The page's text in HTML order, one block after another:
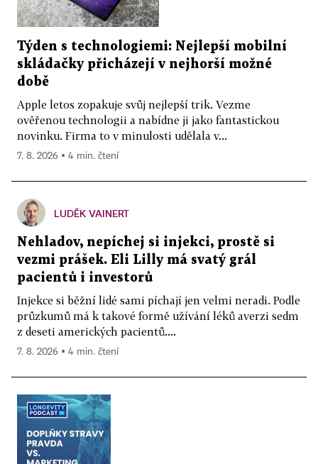
Týden s technologiemi: Nejlepší mobilní
skládačky přicházejí v nejhorší možné
době
Apple letos zopakuje svůj nejlepší trik. Vezme
ověřenou technologii a nabídne ji jako fantastickou
novinku. Firma to v minulosti udělala v...
7. 8. 2026 ▪ 4 min. čtení
LUDĚK VAINERT
Nehladov, nepíchej si injekci, prostě si
vezmi prášek. Eli Lilly má svatý grál
pacientů i investorů
Injekce si běžní lidé sami píchají jen velmi neradi. Podle
průzkumů má k takové formě užívání léků averzi sedm
z deseti amerických pacientů....
7. 8. 2026 ▪ 4 min. čtení